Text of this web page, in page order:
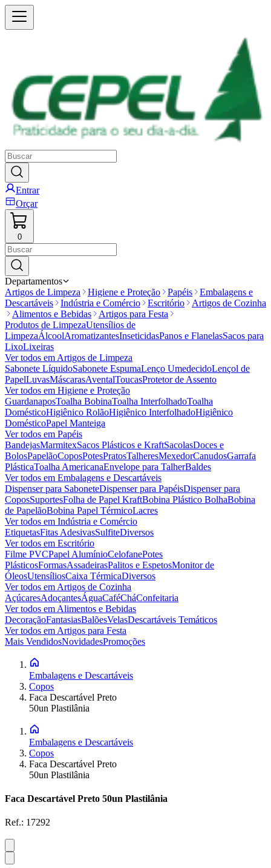
Entrar
Orçar
0
Departamentos
Artigos de Limpeza
Higiene e Proteção Papéis
Embalagens e
Descartáveis
Indústria e Comércio Escritório
Artigos de Cozinha
Alimentos e Bebidas
Artigos para Festa
Produtos de LimpezaUtensílios de
LimpezaÁlcoolAromatizantesInseticidasPanos e FlanelasSacos para
LixoLixeiras
Ver todos em Artigos de Limpeza
Sabonete LíquidoSabonete EspumaLenço UmedecidoLençol de
PapelLuvasMáscarasAventalToucasProtetor de Assento
Ver todos em Higiene e Proteção
GuardanaposToalha BobinaToalha InterfolhadoToalha
DomésticoHigiênico RolãoHigiênico InterfolhadoHigiênico
DomésticoPapel Manteiga
Ver todos em Papéis
BandejasMarmitexSacos Plásticos e KraftSacolasDoces e
BolosPapelãoCoposPotesPratosTalheresMexedorCanudosGarrafa
PlásticaToalha AmericanaEnvelope para TalherBaldes
Ver todos em Embalagens e Descartáveis
Dispenser para SaboneteDispenser para PapéisDispenser para
CoposSuportesFolha de Papel KraftBobina Plástico BolhaBobina
de PapelãoBobina Papel TérmicoLacres
Ver todos em Indústria e Comércio
EtiquetasFitas AdesivasSulfiteDiversos
Ver todos em Escritório
Filme PVCPapel AlumínioCelofanePotes
PlásticosFormasAssadeirasPalitos e EspetosMonitor de
ÓleosUtensíliosCaixa TérmicaDiversos
Ver todos em Artigos de Cozinha
AçúcaresAdoçantesÁguaCaféCháConfeitaria
Ver todos em Alimentos e Bebidas
DecoraçãoFantasiasBalõesVelasDescartáveis Temáticos
Ver todos em Artigos para Festa
Mais VendidosNovidadesPromoções
Embalagens e Descartáveis
Copos
Faca Descartável Preto
50un Plastilânia
Embalagens e Descartáveis
Copos
Faca Descartável Preto
50un Plastilânia
Faca Descartável Preto 50un Plastilânia
Ref.: 17292